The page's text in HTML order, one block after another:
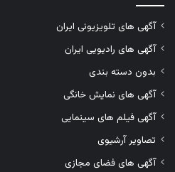
آگهی های تلویزیونی ایران
آگهی های رادیویی ایران
بدون دسته بندی
آگهی های نمایش خانگی
آگهی فیلم های سینمایی
تصاویر آرشیوی
آگهی های فضای مجازی